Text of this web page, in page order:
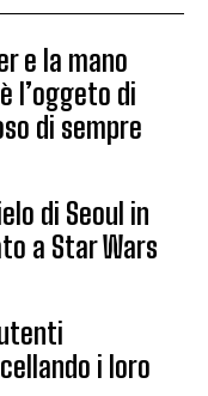
e la mano
l’oggeto di
di sempre
di Seoul in
a Star Wars
i loro